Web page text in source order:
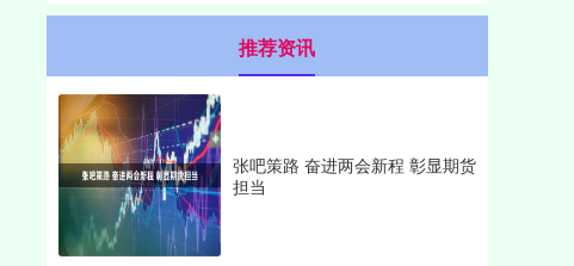
推荐资讯
张吧策路 奋进两会新程 彰显期货
担当